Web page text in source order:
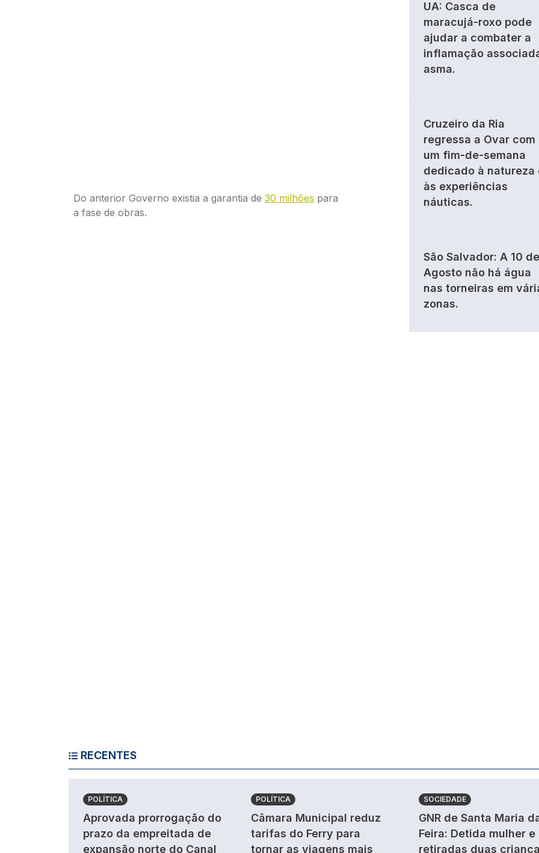
Do anterior Governo existia a garantia de 30 milhões para
a fase de obras.
UA: Casca de
maracujá-roxo pode
ajudar a combater a
inflamação
asma.
Cruzeiro da Ria
regressa a Ovar com
um fim-de-semana
dedicado à natureza
às experiências
náuticas.
São Salvador: A 10 de
Agosto não há água
nas torneiras em
zonas.
RECENTES
POLÍTICA
Aprovada prorrogação do
prazo da empreitada de
expansão norte do Canal
POLÍTICA
Câmara Municipal reduz
tarifas do Ferry para
tornar as viagens mais
SOCIEDADE
GNR de Santa Maria
Feira: Detida mulher e
retiradas duas